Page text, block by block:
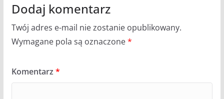
Dodaj komentarz
Twój adres e-mail nie zostanie opublikowany.
Wymagane pola są oznaczone*
Komentarz *